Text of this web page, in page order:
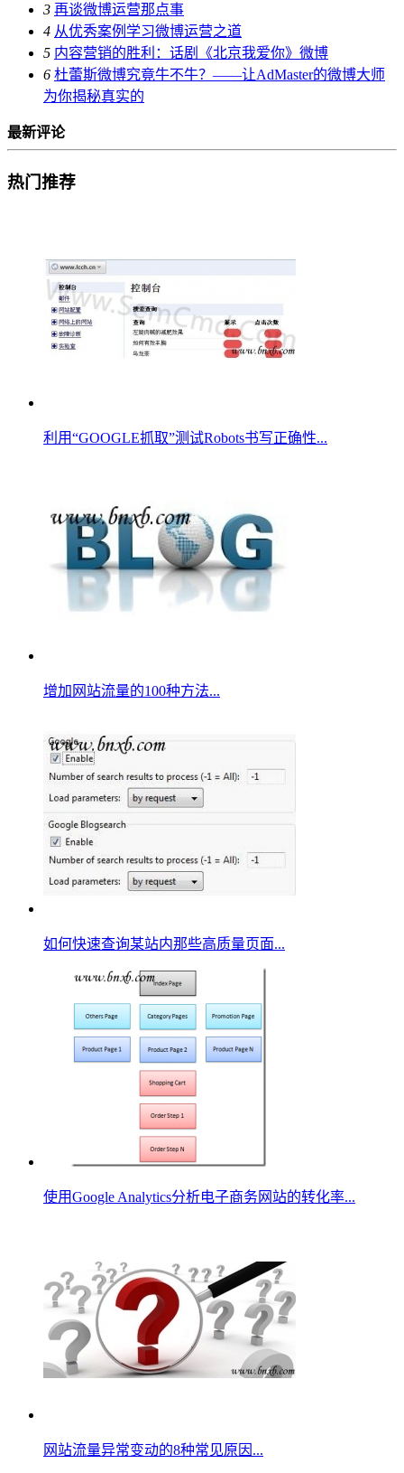
3 再谈微博运营那点事
4 从优秀案例学习微博运营之道
5 内容营销的胜利：话剧《北京我爱你》微博
6 杜蕾斯微博究竟牛不牛？——让AdMaster的微博大师
为你揭秘真实的
最新评论
热门推荐
利用“GOOGLE抓取”测试Robots书写正确性...
增加网站流量的100种方法...
如何快速查询某站内那些高质量页面...
使用Google Analytics分析电子商务网站的转化率...
网站流量异常变动的8种常见原因...